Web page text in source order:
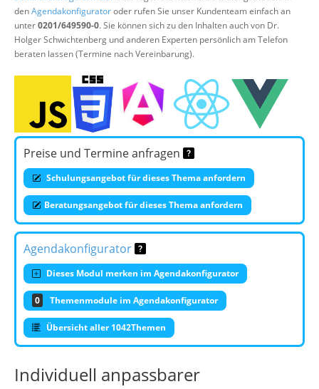
denAgendakonfiguratoroder rufen Sie unser Kundenteam einfach an
unter0201/649590-0. Sie können sich zu den Inhalten auch von Dr.
Holger Schwichtenberg und anderen Experten persönlich am Telefon
beraten lassen (Termine nach Vereinbarung).
Preise und Termine anfragen
Schulungsangebot für dieses Thema anfordern
Beratungsangebot für dieses Thema anfordern
Agendakonfigurator
Dieses Modul merken im Agendakonfigurator
0 Themenmodule im Agendakonfigurator
Übersicht aller 1042Themen
Individuell anpassbarer